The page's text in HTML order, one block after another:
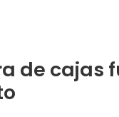
de cajas